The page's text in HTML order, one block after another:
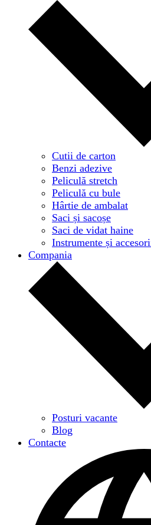
Cutii de carton
Benzi adezive
Peliculă stretch
Peliculă cu bule
Hârtie de ambalat
Saci și sacoșe
Saci de vidat haine
Instrumente și
Compania
Posturi vacante
Blog
Contacte